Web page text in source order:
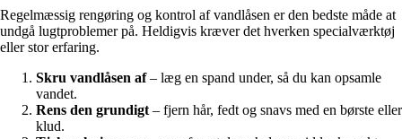
Regelmæssig rengøring og kontrol af vandlåsen er den bedste måde at
undgå lugtproblemer på. Heldigvis kræver det hverken specialværktøj
eller stor erfaring.
Skru vandlåsen af– læg en spand under, så du kan opsamle
vandet.
Rens den grundigt – fjern hår, fedt og snavs med en børste eller
klud.